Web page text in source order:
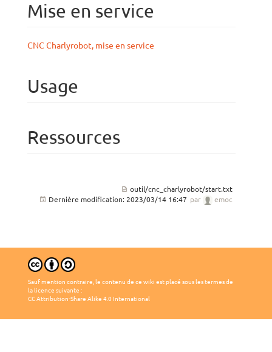
Mise en service
CNC Charlyrobot, mise en service
Usage
Ressources
outil/cnc_charlyrobot/start.txt
Dernière modification: 2023/03/14 16:47 par emoc
Sauf mention contraire, le contenu de ce wiki est placé sous les termes de
la licence suivante :
CC Attribution-Share Alike 4.0 International